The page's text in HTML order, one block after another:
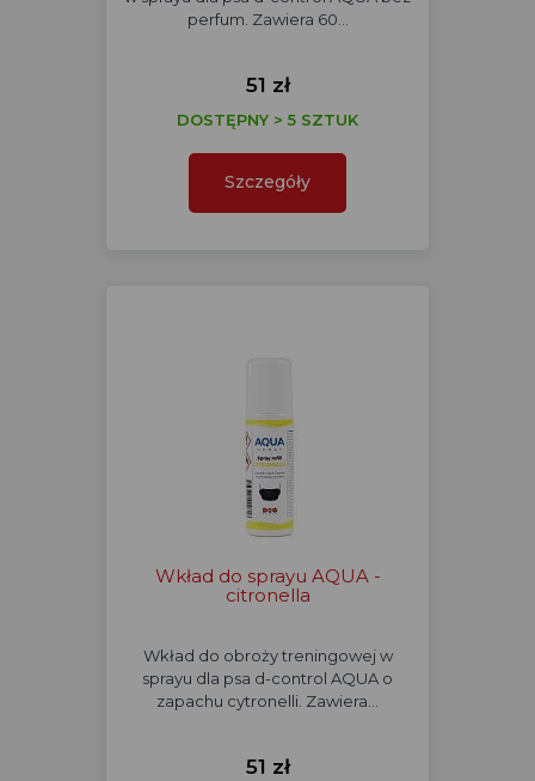
perfum. Zawiera 60…
51 zł
DOSTĘPNY > 5 SZTUK
Szczegóły
Wkład do sprayu AQUA -
citronella
Wkład do obroży treningowej w
sprayu dla psa d-control AQUA o
zapachu cytronelli. Zawiera…
51 zł